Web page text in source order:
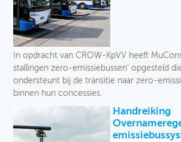
In opdracht van CROW-KpVV heeft
stallingen zero-emissiebussen’ opgesteld
ondersteunt bij de transitie naar zero-
binnen hun concessies.
Handreiking